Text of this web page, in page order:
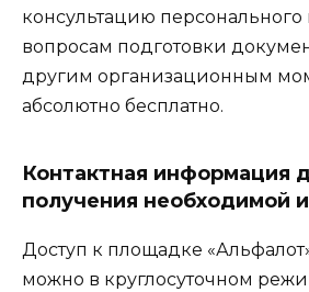
консультацию
вопросам подготовки
другим организационным
абсолютно бесплатно.
Контактная информация
получения необходимой
Доступ к площадке
можно в круглосуточном